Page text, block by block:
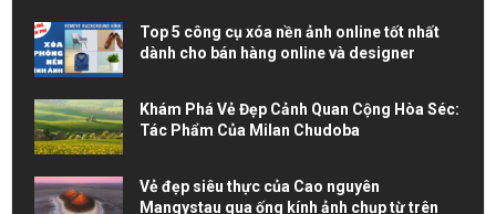
Top 5 công cụ xóa nền ảnh online tốt nhất
dành cho bán hàng online và designer
Khám Phá Vẻ Đẹp Cảnh Quan Cộng Hòa Séc:
Tác Phẩm Của Milan Chudoba
Vẻ đẹp siêu thực của Cao nguyên
Mangystau qua ống kính ảnh chụp từ trên